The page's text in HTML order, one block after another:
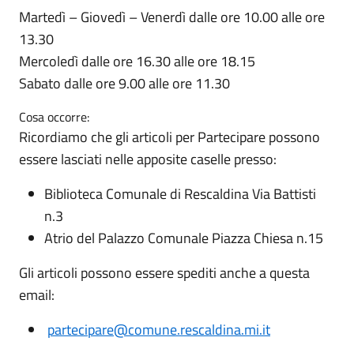
Martedì – Giovedì – Venerdì dalle ore 10.00 alle ore
13.30
Mercoledì dalle ore 16.30 alle ore 18.15
Sabato dalle ore 9.00 alle ore 11.30
Cosa occorre:
Ricordiamo che gli articoli per Partecipare possono
essere lasciati nelle apposite caselle presso:
Biblioteca Comunale di Rescaldina Via Battisti
n.3
Atrio del Palazzo Comunale Piazza Chiesa n.15
Gli articoli possono essere spediti anche a questa
email:
partecipare@comune.rescaldina.mi.it